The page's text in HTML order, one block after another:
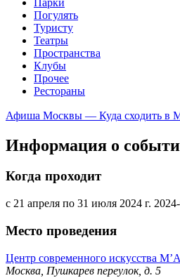
Погулять
Туристу
Театры
Пространства
Клубы
Прочее
Рестораны
Афиша Москвы — Куда сходить в
Информация о
Когда проходит
с 21 апреля по 31 июля 2024 г.
Место проведения
Центр современного искусства
Москва, Пушкарев переулок, д. 5